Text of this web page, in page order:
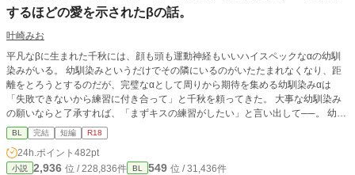
するほどの愛を示されたβの話。
叶崎みお
平凡なβに生まれた千秋には、顔も頭も運動神経もいいハイスペックなαの幼馴
染みがいる。 幼馴染みというだけでその隣にいるのがいたたまれなくなり、距
離をとろうとするのだが、完璧なαとして周りから期待を集める幼馴染みαは
「失敗できないから練習に付き合って」と千秋を頼ってきた。 大事な幼馴染み
の願いならと了承すれば、「まずキスの練習がしたい」と言い出して──。 幼馴
染みαの執着により、βから転化し後天性Ωになる話です。両片想いのハピエンで
す。 他サイト様にも投稿しております。
BL 完結 短編 R18
24h.ポイント 482pt
小説 2,936 位 / 228,836件 BL 549 位 / 31,436件